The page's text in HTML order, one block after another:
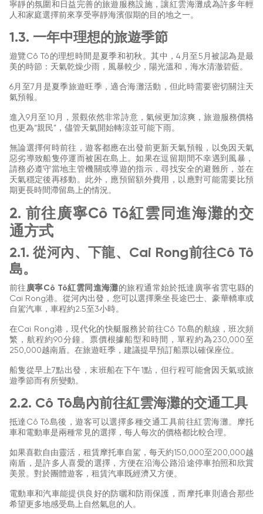
寧靜的氛圍和日益完善的旅遊服務設施，讓紅雲海灘成為許多年輕
人和家庭選擇前來享受寧靜海濱假期的目的地之一。
1.3. 一年中理想的旅遊季節
遊覽Cô Tô的理想時間是夏季和初秋。其中，4月至5月被認為是最
美的時節：天氣乾燥少雨，風暴較少，陽光溫和，海水清澈碧藍。
6月至7月是夏季旅遊旺季，適合海灘活動，但此時需要密切關注天
氣預報。
進入9月至10月，景觀依然非常詩意，氣候更加涼爽，旅遊服務價格
也更為“親民”，儘管天氣開始轉涼並可能下雨。
無論選擇何時前往，遊客都應在出發前更新天氣預報，以免因天氣
惡劣導致船隻停運而被困在島上。如果在逗留期間不幸遇到風暴，
請務必遵守當地主管機關或導遊的指示，尋找安全的避難所，並在
天氣穩定後再移動。此外，應預留額外費用，以應對可能需要比預
期更長時間滯留島上的情況。
2. 前往廣寧Cô Tô紅雲同進海灘的交
通方式
2.1. 從河內、下龍、Cai Rong前往Cô Tô
島。
前往廣寧Cô Tô紅雲同進海灘的旅程通常始於抵達廣寧省雲屯縣的
Cai Rong港。從河內出發，您可以選擇乘坐長途巴士、豪華轎車或
自駕汽車，車程約2.5至3小時。
在Cai Rong港，現代化的快艇服務於前往Cô Tô島的航線，班次頻
繁，航程約90分鐘。票價根據船型和時間，單程約為230,000至
250,000越南盾。在旅遊旺季，建議提早預訂船票以確保座位。
船隻從早上7點出發，末班船在下午1點，但行程可能會因天氣或旅
遊季節而有所變動。
2.2. Cô Tô島內前往紅雲海灘的交通工具
抵達Cô Tô島後，遊客可以選擇多種交通工具前往紅雲海灘。摩托
車和電動車是兩種常見的選擇，每人每次的價格都比較合理。
如果喜歡自由靈活，租賃摩托車自駕，每天約150,000至200,000越
南盾，是許多人喜愛的選擇，方便在沿海公路沿途停車拍照和欣賞
美景。對於團體遊客，租賃汽車既經濟又方便。
電動車和汽車能提供良好的防曬和防雨保護，而摩托車則適合那些
希望更多地感受島上自然氣息的人。